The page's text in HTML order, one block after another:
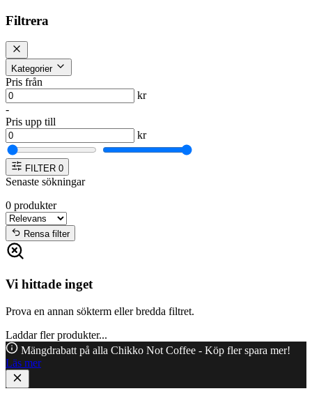
Filtrera
Kategorier
Pris från
kr
-
Pris upp till
kr
FILTER 0
Senaste sökningar
0 produkter
Rensa filter
Vi hittade inget
Prova en annan sökterm eller bredda filtret.
Laddar fler produkter...
Mängdrabatt på alla Chikko Not Coffee - Köp fler spara mer!
Läs mer